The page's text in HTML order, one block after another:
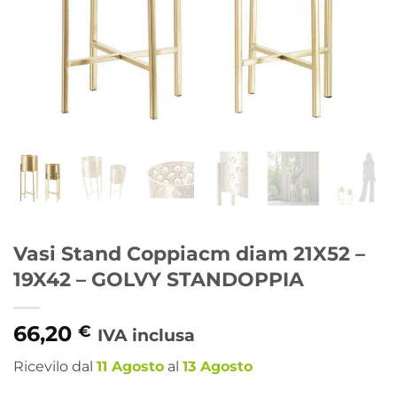
Vasi Stand Coppiacm diam 21X52 –
19X42 – GOLVY STANDOPPIA
66,20 € IVA inclusa
Ricevilo dal 11 Agosto al 13 Agosto